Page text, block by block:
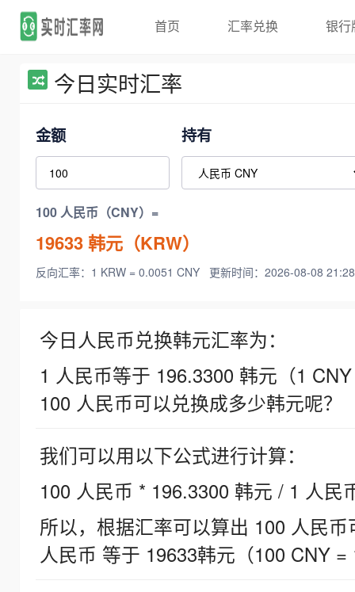
首页 汇率兑换 银行
今日实时汇率
金额 持有
100 人民币（CNY）=
19633韩元（KRW）
反向汇率：1 KRW = 0.0051 CNY 更新时间：2026-08-08
今日人民币兑换韩元汇率为：
1 人民币等于 196.3300 韩元（1
100 人民币可以兑换成多少韩元呢？
我们可以用以下公式进行计算：
100 人民币 * 196.3300 韩元 / 1 人民
所以，根据汇率可以算出 100 人民
人民币 等于 19633韩元（100 CNY =